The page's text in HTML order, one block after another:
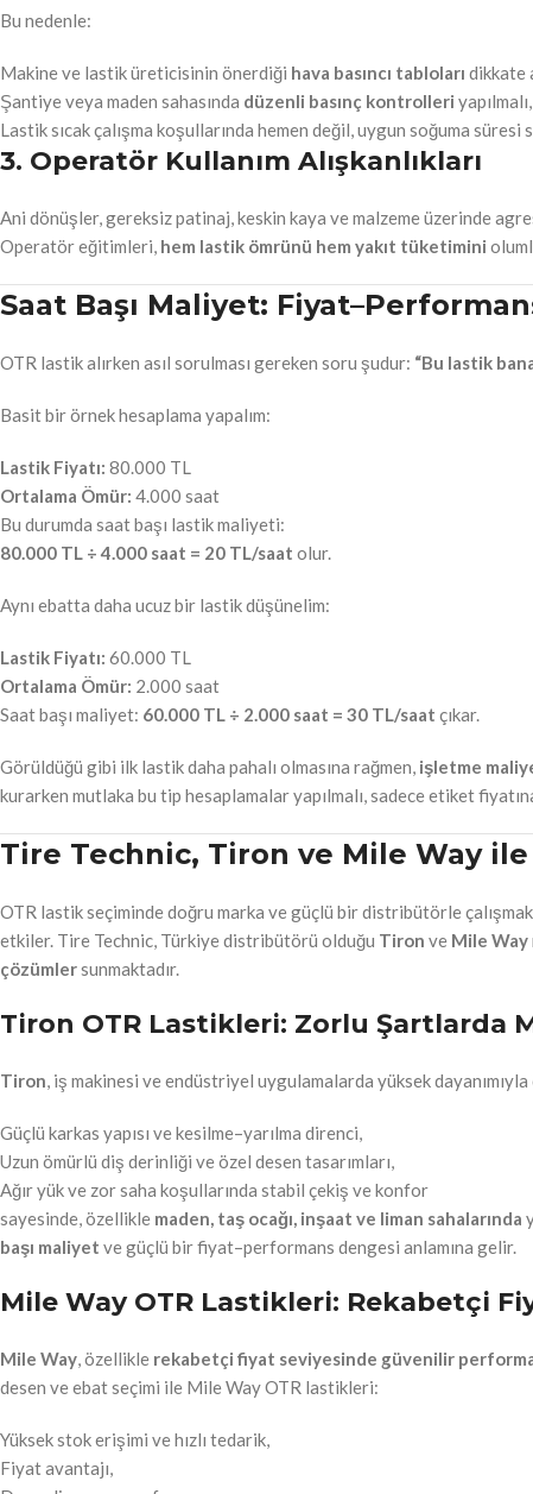
Bu nedenle:
Makine ve lastik üreticisinin önerdiği hava basıncı tabloları dikkate
Şantiye veya maden sahasında düzenli basınç kontrolleri yapılmalı,
Lastik sıcak çalışma koşullarında hemen değil, uygun soğuma süresi
3. Operatör Kullanım Alışkanlıkları
Ani dönüşler, gereksiz patinaj, keskin kaya ve malzeme üzerinde
Operatör eğitimleri, hem lastik ömrünü hem yakıt tüketimini
Saat Başı Maliyet:
OTR lastik alırken asıl sorulması gereken soru şudur: “Bu lastik
Basit bir örnek hesaplama yapalım:
Lastik Fiyatı: 80.000 TL
Ortalama Ömür: 4.000 saat
Bu durumda saat başı lastik maliyeti:
80.000 TL ÷ 4.000 saat = 20 TL/saat olur.
Aynı ebatta daha ucuz bir lastik düşünelim:
Lastik Fiyatı: 60.000 TL
Ortalama Ömür: 2.000 saat
Saat başı maliyet: 60.000 TL ÷ 2.000 saat = 30 TL/saat çıkar.
Görüldüğü gibi ilk lastik daha pahalı olmasına rağmen, işletme
kurarken mutlaka bu tip hesaplamalar yapılmalı, sadece etiket
Tire Technic, Tiron ve Mile Way
OTR lastik seçiminde doğru marka ve güçlü bir distribütörle
etkiler. Tire Technic, Türkiye distribütörü olduğu Tiron ve Mile Way
çözümlersunmaktadır.
Tiron OTR Lastikleri: Zorlu Şartlarda
Tiron, iş makinesi ve endüstriyel uygulamalarda yüksek
Güçlü karkas yapısı ve kesilme–yarılma direnci,
Uzun ömürlü diş derinliği ve özel desen tasarımları,
Ağır yük ve zor saha koşullarında stabil çekiş ve konfor
sayesinde, özellikle maden, taş ocağı, inşaat ve liman sahalarında
başı maliyet ve güçlü bir fiyat–performans dengesi anlamına gelir.
Mile Way OTR Lastikleri: Rekabetçi
Mile Way, özellikle rekabetçi fiyat seviyesinde güvenilir
desen ve ebat seçimi ile Mile Way OTR lastikleri:
Yüksek stok erişimi ve hızlı tedarik,
Fiyat avantajı,